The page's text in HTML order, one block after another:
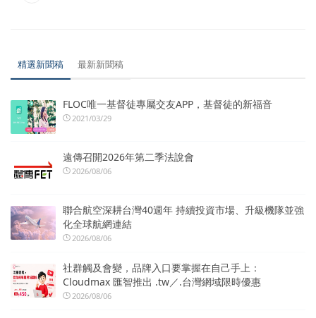
精選新聞稿 最新新聞稿
FLOC唯一基督徒專屬交友APP，基督徒的新福音
2021/03/29
遠傳召開2026年第二季法說會
2026/08/06
聯合航空深耕台灣40週年 持續投資市場、升級機隊並強
化全球航網連結
2026/08/06
社群觸及會變，品牌入口要掌握在自己手上：
Cloudmax 匯智推出 .tw／.台灣網域限時優惠
2026/08/06